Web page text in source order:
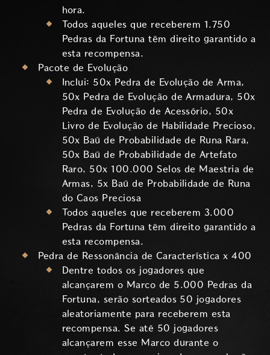
hora.
Todos aqueles que receberem 1.750
Pedras da Fortuna têm direito garantido a
esta recompensa.
Pacote de Evolução
Inclui: 50x Pedra de Evolução de Arma,
50x Pedra de Evolução de Armadura, 50x
Pedra de Evolução de Acessório, 50x
Livro de Evolução de Habilidade Precioso,
50x Baú de Probabilidade de Runa Rara,
50x Baú de Probabilidade de Artefato
Raro, 50x 100.000 Selos de Maestria de
Armas, 5x Baú de Probabilidade de Runa
do Caos Preciosa
Todos aqueles que receberem 3.000
Pedras da Fortuna têm direito garantido a
esta recompensa.
Pedra de Ressonância de Característica x 400
Dentre todos os jogadores que
alcançarem o Marco de 5.000 Pedras da
Fortuna, serão sorteados 50 jogadores
aleatoriamente para receberem esta
recompensa. Se até 50 jogadores
alcançarem esse Marco durante o